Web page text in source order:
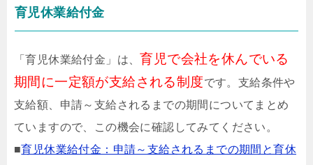
育児休業給付金
「育児休業給付金」は、 育児で会社を休んでいる
期間に一定額が支給される制度です。支給条件や
支給額、申請～支給されるまでの期間についてまとめ
ていますので、この機会に確認してみてください。
■育児休業給付金：申請～支給されるまでの期間と育休